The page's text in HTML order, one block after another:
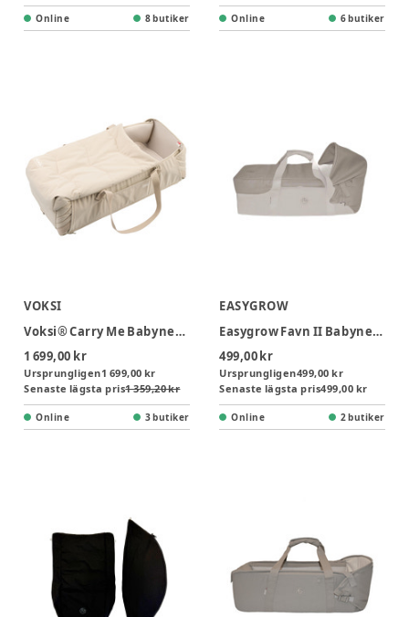
Online 8 butiker Online 6 butiker
VOKSI
Voksi® Carry Me Babynest - Seashell Sand Leaf
1 699,00 kr
Ursprungligen1 699,00 kr
Senaste lägsta pris1 359,20 kr
Online 3 butiker
EASYGROW
Easygrow Favn II Babynest Sufflett - Sand
499,00 kr
Ursprungligen499,00 kr
Senaste lägsta pris499,00 kr
Online 2 butiker